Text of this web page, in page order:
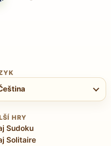
jazyk
HRY
Sudoku
Solitaire